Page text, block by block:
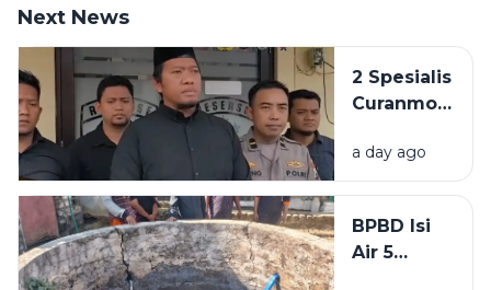
Next News
2 Spesialis
Curanmor
Bangkalan
Diringkus
Beraksi di
11 TKP
a day ago
BPBD Isi
Air 5